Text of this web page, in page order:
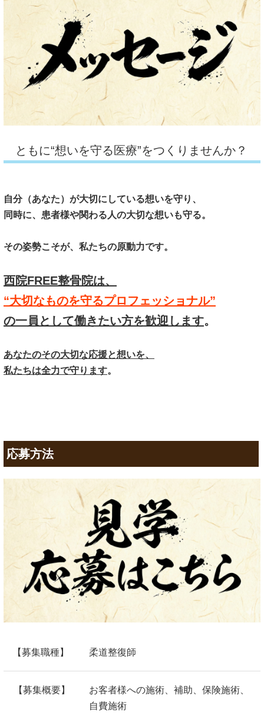
ともに“想いを守る医療”をつくりませんか？
自分（あなた）が大切にしている想いを守り、
同時に、患者様や関わる人の大切な想いも守る。
その姿勢こそが、私たちの原動力です。
西院FREE整骨院は、
“大切なものを守るプロフェッショナル”
の一員として働きたい方を歓迎します。
あなたのその大切な応援と想いを、
私たちは全力で守ります。
応募方法
【募集職種】 柔道整復師
【募集概要】
お客者様への施術、補助、保険施術、
自費施術